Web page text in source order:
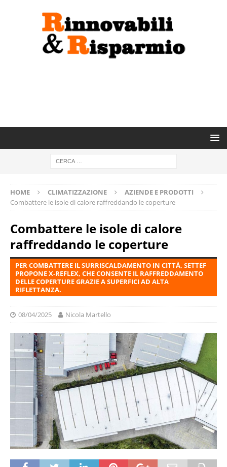
HOME CLIMATIZZAZIONE
AZIENDE E PRODOTTI
Combattere le isole di calore raffreddando le coperture
Combattere le isole di calore
raffreddando le coperture
PER COMBATTERE IL SURRISCALDAMENTO IN CITTÀ, SETTEF
PROPONE X-REFLEX, CHE CONSENTE IL RAFFREDDAMENTO
DELLE COPERTURE GRAZIE A SUPERFICI AD ALTA
RIFLETTANZA.
08/04/2025 Nicola Martello